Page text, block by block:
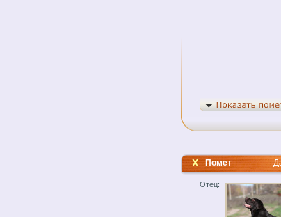
Х-ПометДата
Отец: